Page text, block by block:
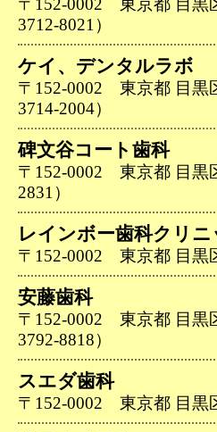
〒152-0002 東京都 目黒
3712-8021）
ケイ、デンタルラボ
〒152-0002 東京都 目黒
3714-2004）
碑文谷コート歯科
〒152-0002 東京都 目黒
2831）
レインボー歯科クリニ
〒152-0002 東京都 目黒
安藤歯科
〒152-0002 東京都 目黒
3792-8818）
スエダ歯科
〒152-0002 東京都 目黒